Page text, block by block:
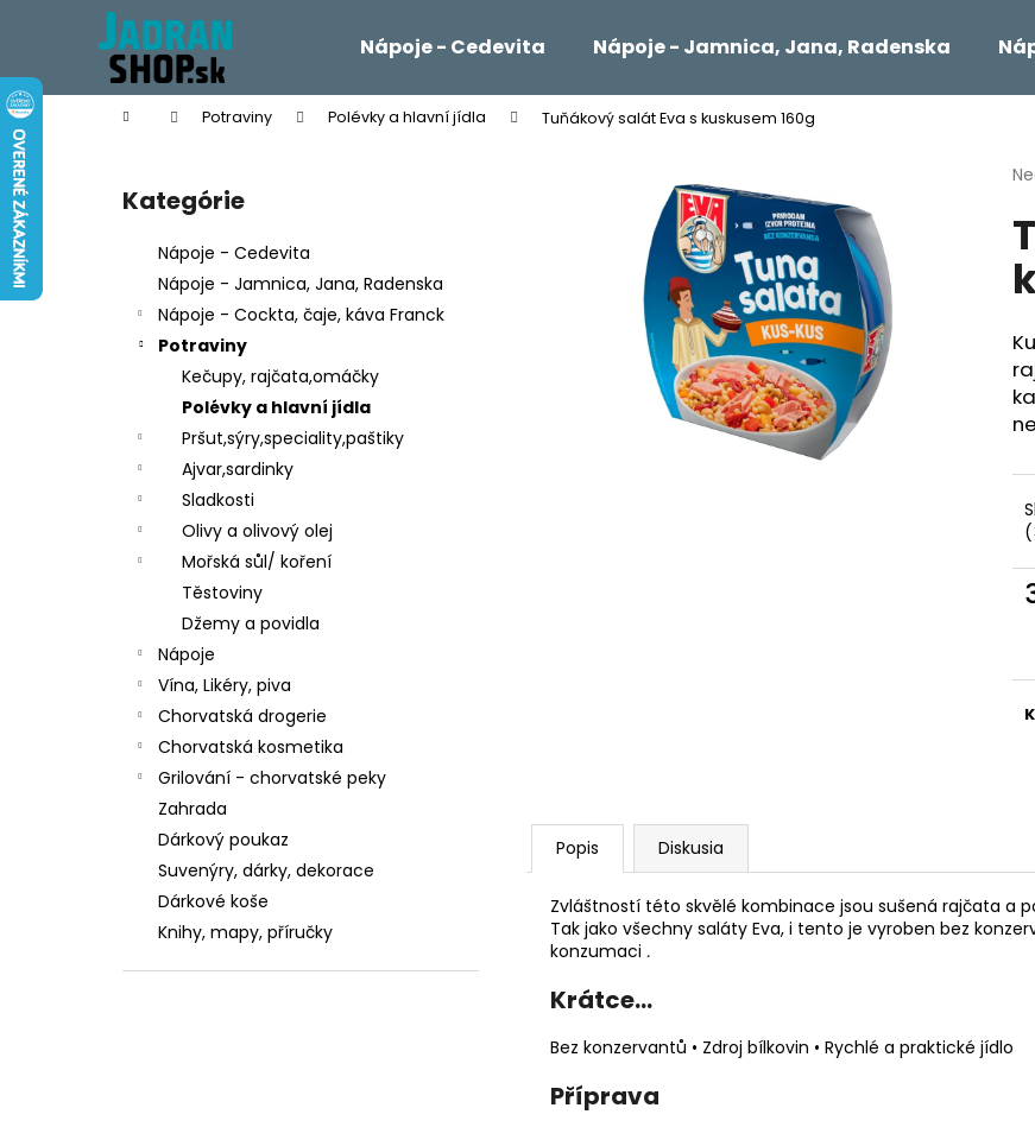
Nápoje - Cedevita Nápoje - Jamnica, Jana, Radenska
Domov Potraviny Polévky a hlavní jídla Tuňákový salát Eva s kuskusem 160g
Preskočiť
kategórie
Kategórie
Nápoje - Cedevita
Nápoje - Jamnica, Jana, Radenska
Nápoje - Cockta, čaje, káva Franck
Potraviny
Kečupy, rajčata,omáčky
Polévky a hlavní jídla
Pršut,sýry,speciality,paštiky
Ajvar,sardinky
Sladkosti
Olivy a olivový olej
Mořská sůl/ koření
Těstoviny
Džemy a povidla
Nápoje
Vína, Likéry, piva
Chorvatská drogerie
Chorvatská kosmetika
Grilování - chorvatské peky
Zahrada
Dárkový poukaz
Suvenýry, dárky, dekorace
Dárkové koše
Knihy, mapy, příručky
0,0
Popis Diskusia
Zvláštností této skvělé kombinace jsou sušená rajčata a
Tak jako všechny saláty Eva, i tento je vyroben bez
konzumaci .
Krátce...
Bez konzervantů • Zdroj bílkovin • Rychlé a praktické jídlo
Příprava
š
í
k
Späť
do
Späť
do
Čo potrebujete nájsť?
Odporúčame
ZUBNÍ PASTA KALODONT ZEOLIT ​​75 ML
ZUBNÍ PASTA KALODONT
2,55 €
NA NÁDOBÍ